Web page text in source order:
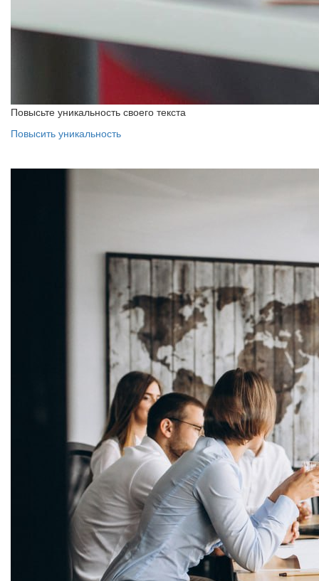
Повысьте уникальность своего текста
Повысить уникальность